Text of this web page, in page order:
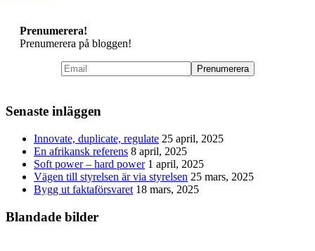
Prenumerera!
Prenumerera på bloggen!
Senaste inläggen
Innovate, duplicate, regulate 25 april, 2025
En afrikansk referens 8 april, 2025
Soft power – hard power 1 april, 2025
Vägen till styrelsen är via styrelsen 25 mars, 2025
Bygg ut faktaförsvaret 18 mars, 2025
Blandade bilder